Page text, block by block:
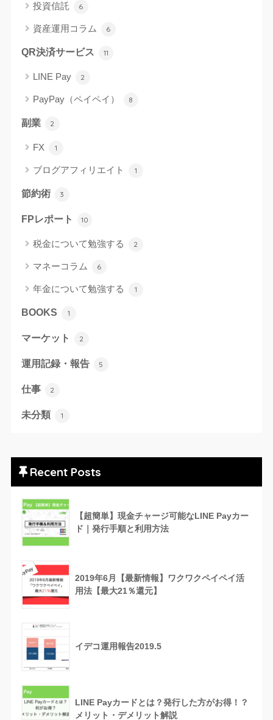
投資信託 6
資産運用コラム 6
QR決済サービス 11
LINE Pay 2
PayPay（ペイペイ） 8
副業 2
FX 1
ブログアフィリエイト 1
節約術 3
FPレポート 10
税金について勉強する 2
マネーコラム 6
年金について勉強する 1
BOOKS 1
マーケット 2
運用記録・報告 5
仕事 2
未分類 1
Recent Posts
【超簡単】現金チャージ可能なLINE Payカー
ド｜発行手順と利用方法
2019年6月【最新情報】ワクワクペイペイ活
用法【最大21％還元】
イデコ運用報告2019.5
LINE Payカードとは？発行した方がお得！？
メリット・デメリット解説